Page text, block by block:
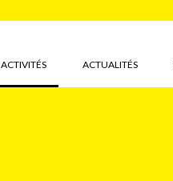
ACTIVITÉS(CURRENT)ACTUALITÉS